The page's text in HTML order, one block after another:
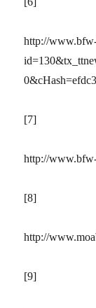
http://
[7]
http://
[8]
http://
[9]